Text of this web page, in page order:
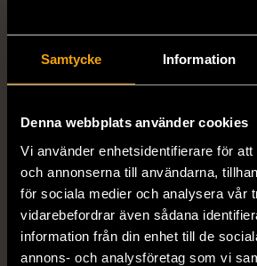
Samtycke Information
Denna webbplats använder cookies
Vi använder enhetsidentifierare för
och annonserna till användarna,
för sociala medier och analysera vår
vidarebefordrar även sådana
information från din enhet till de
annons- och analysföretag som vi
Författare
ISBN 978-91-7691-077-1
Skick Gott skick
Produkten har använts
kvalitet, det kan
förslitningar.